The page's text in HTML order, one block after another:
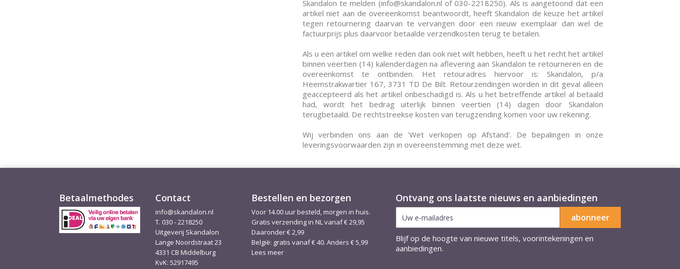
Skandalon te melden (info@skandalon.nl of 030-2218250). Als is aangetoond dat een
artikel niet aan de overeenkomst beantwoordt, heeft Skandalon de keuze het artikel
tegen retournering daarvan te vervangen door een nieuw exemplaar dan wel de
factuurprijs plus daarvoor betaalde verzendkosten terug te betalen.
Als u een artikel om welke reden dan ook niet wilt hebben, heeft u het recht het artikel
binnen veertien (14) kalenderdagen na aflevering aan Skandalon te retourneren en de
overeenkomst te ontbinden. Het retouradres hiervoor is: Skandalon, p/a
Heemstrakwartier 167, 3731 TD De Bilt. Retourzendingen worden in dit geval alleen
geaccepteerd als het artikel onbeschadigd is. Als u het betreffende artikel al betaald
had, wordt het bedrag uiterlijk binnen veertien (14) dagen door Skandalon
terugbetaald. De rechtstreekse kosten van terugzending komen voor uw rekening.
Wij verbinden ons aan de 'Wet verkopen op Afstand'. De bepalingen in onze
leveringsvoorwaarden zijn in overeenstemming met deze wet.
Betaalmethodes Contact
info@skandalon.nl
T. 030 - 2218250
Uitgeverij Skandalon
Lange Noordstraat 23
4331 CB Middelburg
KvK: 52917495
Bestellen en bezorgen
Voor 14.00 uur besteld, morgen in huis.
Gratis verzending in NL vanaf € 29,95
Daaronder € 2,99
België: gratis vanaf € 40. Anders € 5,99
Lees meer
Ontvang ons laatste nieuws en aanbiedingen
Blijf op de hoogte van nieuwe titels, voorintekeningen en
aanbiedingen.